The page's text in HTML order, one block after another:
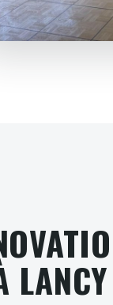
LANCY